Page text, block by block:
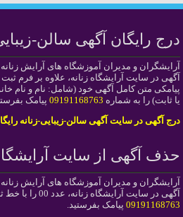
درج رایگان آگهی سالن-
آرایشگران و مدیران آموزشگاه های آرایش
آگهی در سایت آرایشگاه زنانه، علاوه بر فرم
پیامکی متن کامل آگهی خود (شامل: نام و نام
یا ثابت) را به شماره 09191168763 پیامک
درج آگهی در سایت آگهی سالن-زیبایی-زنانه
حذف آگهی از سایت
آرایشگران و مدیران آموزشگاه های آرایش
آگهی در سایت آرایشگاه زنانه، عدد 00 را با خط ثبت شده آگهی در سایت به شماره
09191168763 پیامک بفرستید.